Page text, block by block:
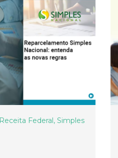
Receita Federal , Simples